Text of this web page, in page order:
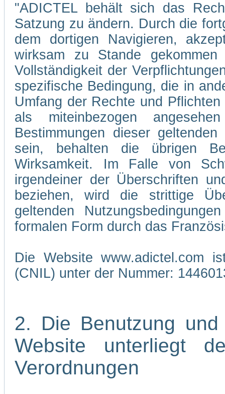
"ADICTEL behält sich das
Satzung zu ändern. Durch die
dem dortigen Navigieren,
wirksam zu Stande
Vollständigkeit der
spezifische Bedingung, die in
Umfang der Rechte und
als miteinbezogen
Bestimmungen dieser
sein, behalten die übrigen
Wirksamkeit. Im Falle von
irgendeiner der Überschriften
beziehen, wird die strittige
geltenden
formalen Form durch das
Die Website www.adictel.com
(CNIL) unter der Nummer:
2. Die Benutzung
Website unterliegt
Verordnungen